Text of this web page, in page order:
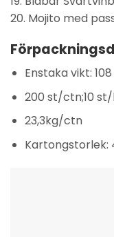
20. Mojito med
Enstaka vikt:
200 st/ctn;10
23,3kg/ctn
Kartongstorlek: